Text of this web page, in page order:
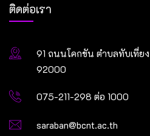
ติดต่อเรา
91 ถนนโคกขัน ตำบลทับเที่ย
92000
075-211-298 ต่อ 1000
saraban@bcnt.ac.th